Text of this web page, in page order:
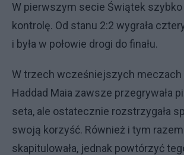
W pierwszym secie Świątek szybko
kontrolę. Od stanu 2:2 wygrała
i była w połowie drogi do finału.
W trzech wcześniejszych meczach
Haddad Maia zawsze przegrywała
seta, ale ostatecznie rozstrzygała
swoją korzyść. Również i tym razem
skapitulowała, jednak powtórzyć